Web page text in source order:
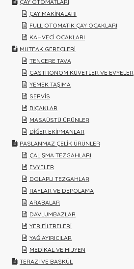
ÇAY OTOMATLARI
ÇAY MAKİNALARI
FULL OTOMATİK ÇAY OCAKLARI
KAHVECİ OCAKLARI
MUTFAK GEREÇLERİ
TENCERE TAVA
GASTRONOM KÜVETLER VE EVYELER
YEMEK TAŞIMA
SERVİS
BIÇAKLAR
MASAÜSTÜ ÜRÜNLER
DİĞER EKİPMANLAR
PASLANMAZ ÇELİK ÜRÜNLER
ÇALIŞMA TEZGAHLARI
EVYELER
DOLAPLI TEZGAHLAR
RAFLAR VE DEPOLAMA
ARABALAR
DAVLUMBAZLAR
YER FİLTRELERİ
YAĞ AYIRICILAR
MEDİKAL VE HİJYEN
TERAZİ VE BASKÜL